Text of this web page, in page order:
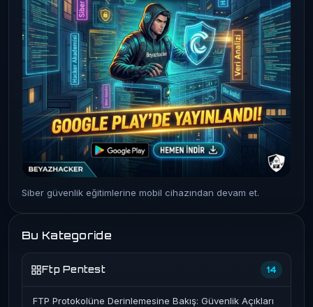
Siber güvenlik eğitimlerine mobil cihazından devam et.
Bu Kategoride
Ftp Pentest 14
FTP Protokolüne Derinlemesine Bakış: Güvenlik Açıkları